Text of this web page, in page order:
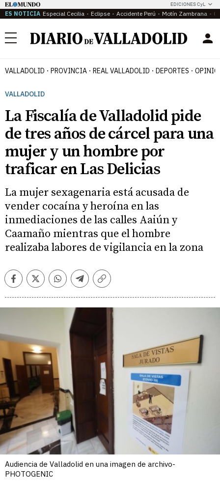
EDICIONES CyL
ES NOTICIA Especial Cecilia Eclipse Accidente Perú Motín Zambrana
Menú
VALLADOLID PROVINCIA REAL VALLADOLID DEPORTES
VALLADOLID
La Fiscalía de Valladolid pide
de tres años de cárcel para una
mujer y un hombre por
traficar en Las Delicias
La mujer sexagenaria está acusada de
vender cocaína y heroína en las
inmediaciones de las calles Aaiún y
Caamaño mientras que el hombre
realizaba labores de vigilancia en la zona
FacebookTwitterWhatsappTelegramCopiar
Audiencia de Valladolid en una imagen de archivo-
PHOTOGENIC